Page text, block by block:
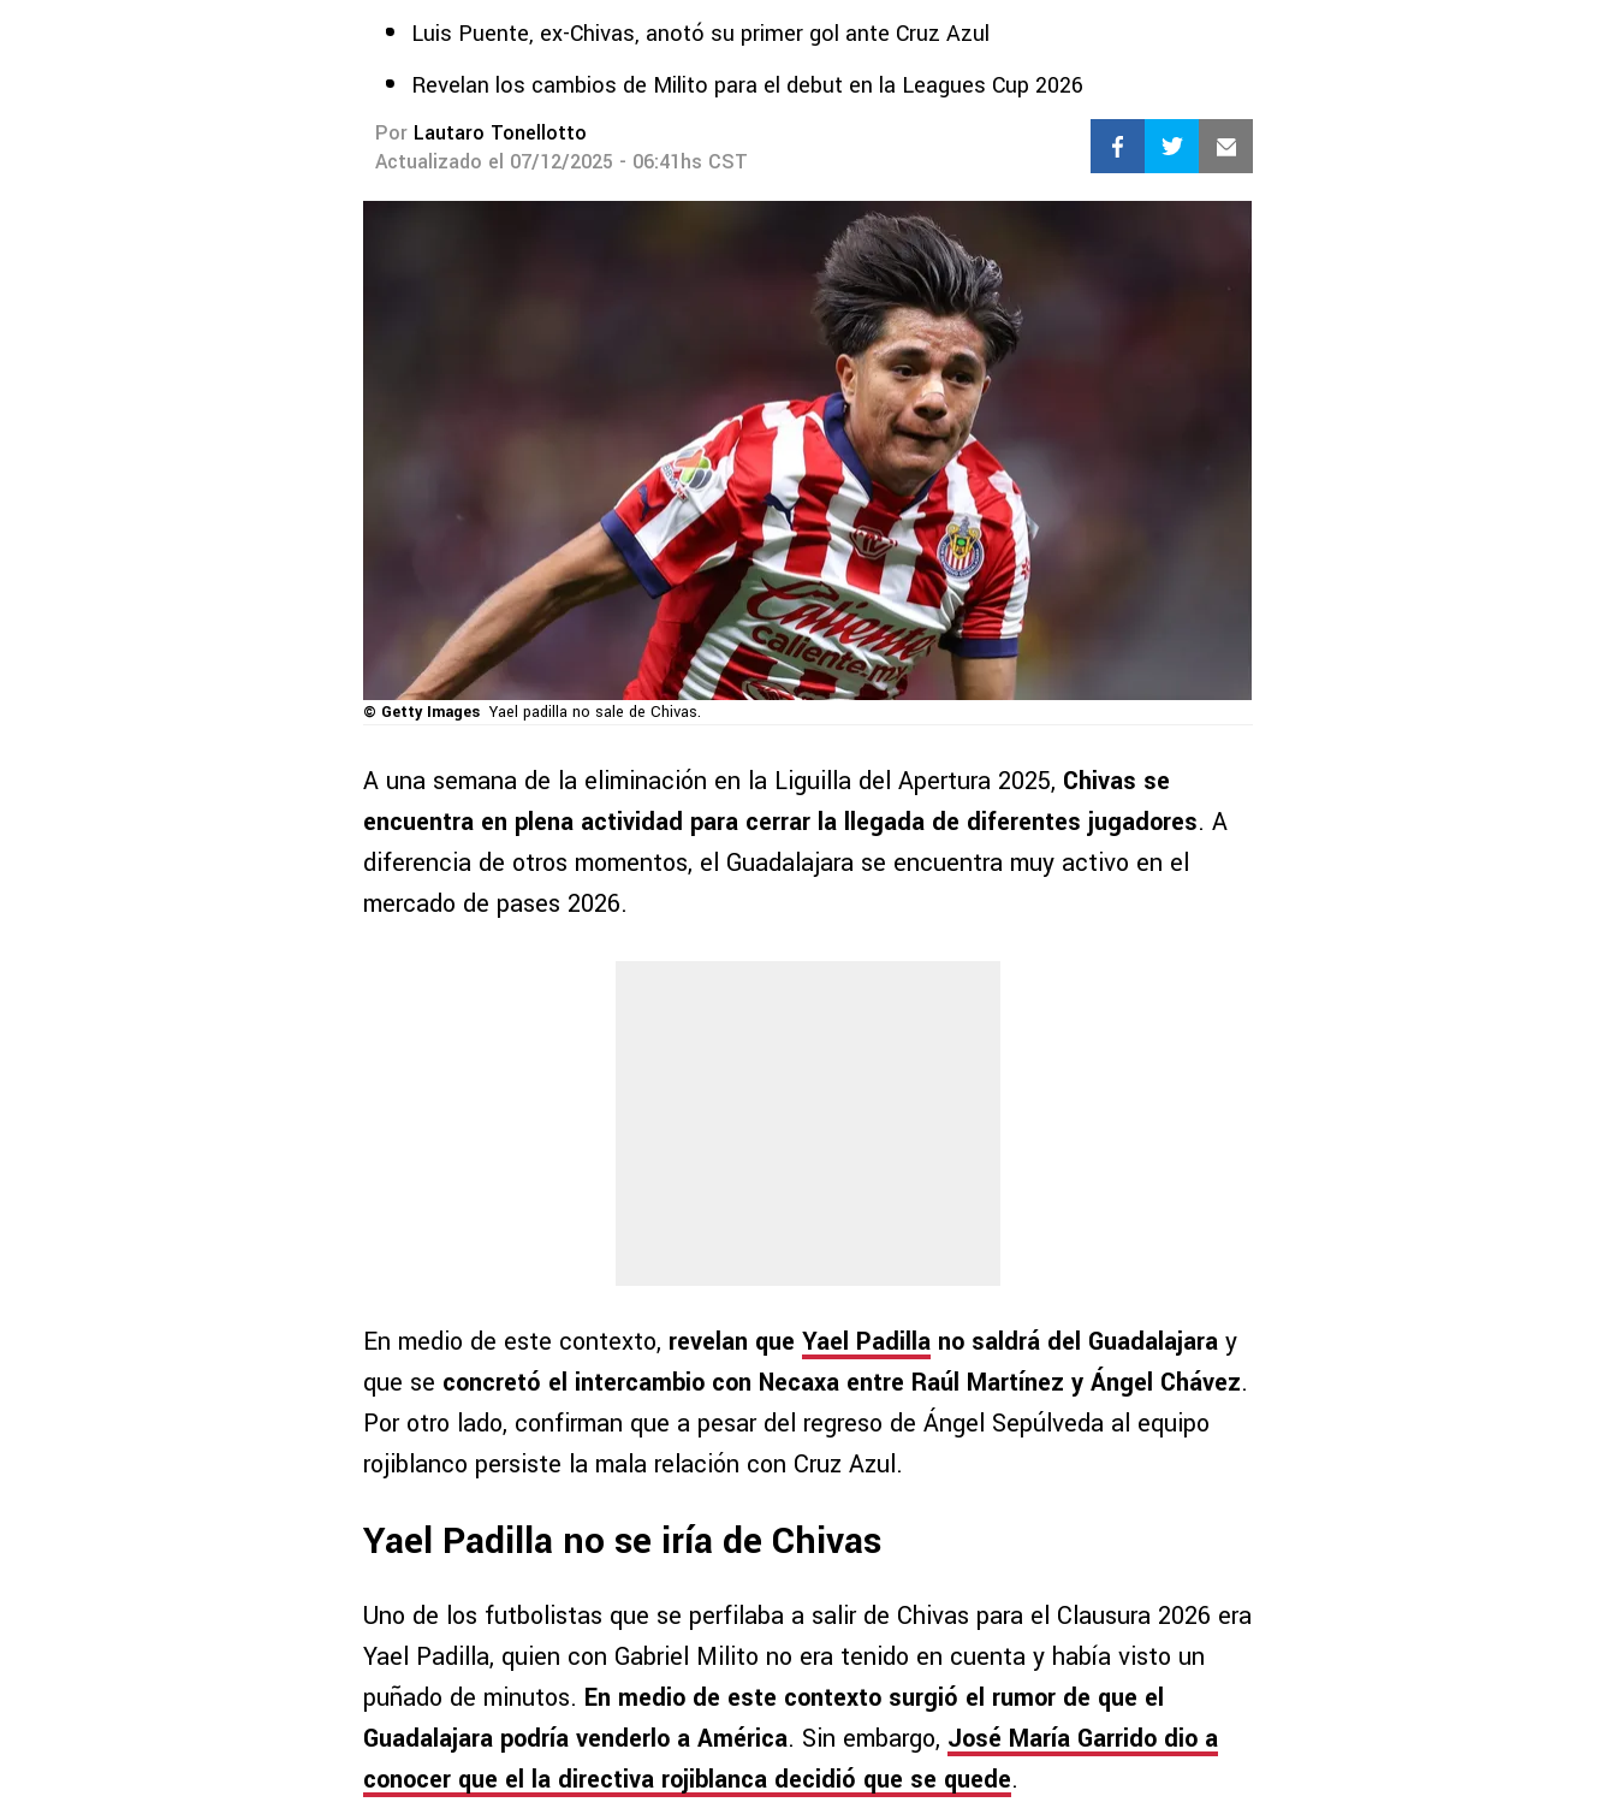
Luis Puente, ex-Chivas, anotó su primer gol ante Cruz Azul
Revelan los cambios de Milito para el debut en la Leagues Cup 2026
Por Lautaro Tonellotto
Actualizado el 07/12/2025 - 06:41hs CST
© Getty Images Yael padilla no sale de Chivas.
A una semana de la eliminación en la Liguilla del Apertura 2025, Chivas se
encuentra en plena actividad para cerrar la llegada de diferentes jugadores. A
diferencia de otros momentos, el Guadalajara se encuentra muy activo en el
mercado de pases 2026.
En medio de este contexto, revelan que Yael Padilla no saldrá del Guadalajara y
que se concretó el intercambio con Necaxa entre Raúl Martínez y Ángel Chávez.
Por otro lado, confirman que a pesar del regreso de Ángel Sepúlveda al equipo
rojiblanco persiste la mala relación con Cruz Azul.
Yael Padilla no se iría de Chivas
Uno de los futbolistas que se perfilaba a salir de Chivas para el Clausura 2026 era
Yael Padilla, quien con Gabriel Milito no era tenido en cuenta y había visto un
puñado de minutos. En medio de este contexto surgió el rumor de que el
Guadalajara podría venderlo a América. Sin embargo, José María Garrido dio a
conocer que el la directiva rojiblanca decidió que se quede.